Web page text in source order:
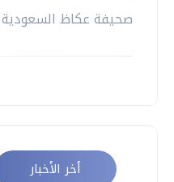
صحيفة عكاظ السعودية
أخر الأخبار